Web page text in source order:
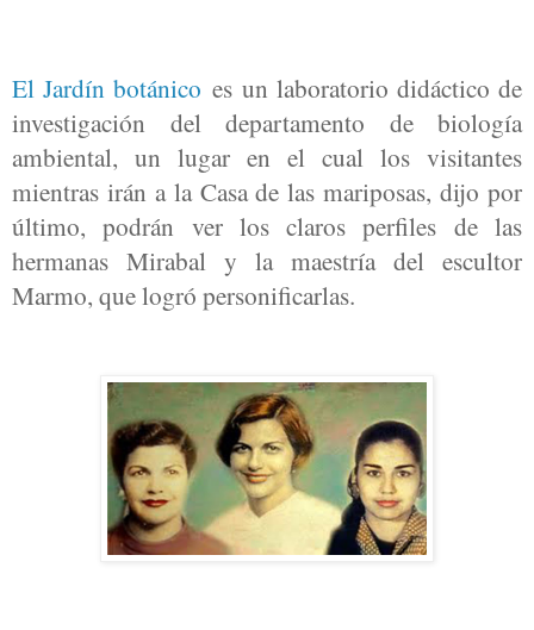
El Jardín botánico es un laboratorio didáctico de
investigación del departamento de biología
ambiental, un lugar en el cual los visitantes
mientras irán a la Casa de las mariposas, dijo por
último, podrán ver los claros perfiles de las
hermanas Mirabal y la maestría del escultor
Marmo, que logró personificarlas.